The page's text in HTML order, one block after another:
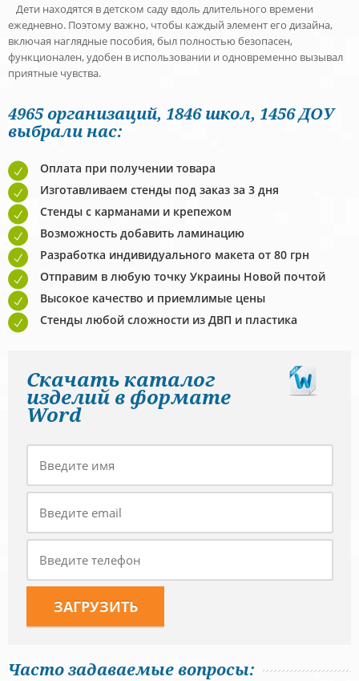
Дети находятся в детском саду вдоль длительного времени
ежедневно. Поэтому важно, чтобы каждый элемент его дизайна,
включая наглядные пособия, был полностью безопасен,
функционален, удобен в использовании и одновременно вызывал
приятные чувства.
4965 организаций, 1846 школ, 1456 ДОУ
выбрали нас:
Оплата при получении товара
Изготавливаем стeнды под заказ за 3 дня
Стенды с карманами и крепежом
Возможность добавить ламинацию
Разработка индивидуального макета от 80 грн
Отправим в любую точку Украины Новой почтой
Высокое качество и приемлимые цены
Стeнды любой сложности из ДВП и пластика
Скачать каталог
изделий в формате
Word
Часто задаваемые вопросы: